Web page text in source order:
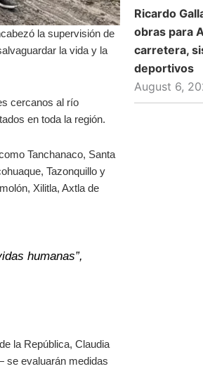
la supervisión de
la vida y la
cercanos al río
en toda la región.
Tanchanaco, Santa
Tazonquillo y
Xilitla, Axtla de
humanas”,
la República, Claudia
se evaluarán medidas
Ricardo
obras para
carretera,
deportivos
August 6,